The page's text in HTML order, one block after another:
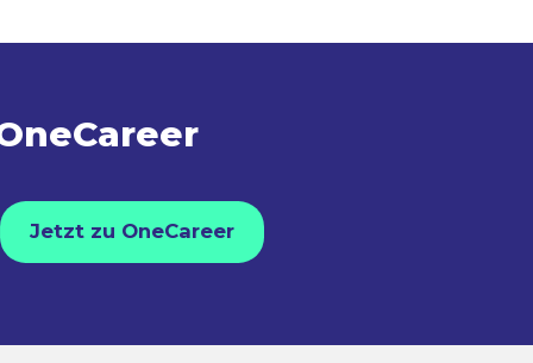
Jetzt zu OneCareer